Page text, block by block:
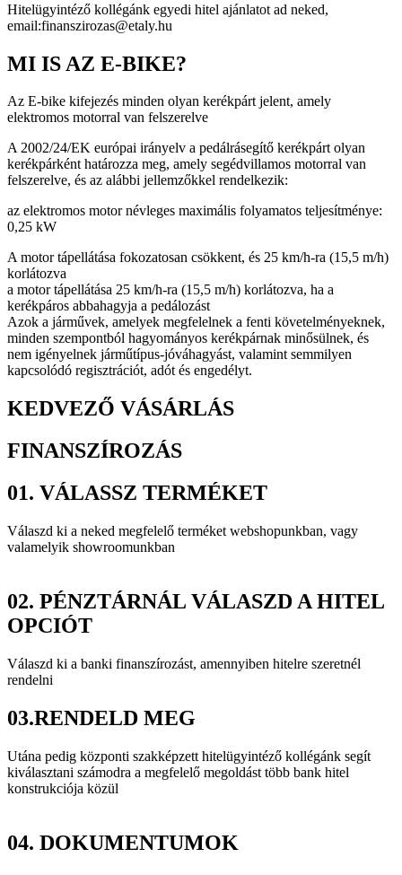
Hitelügyintéző kollégánk egyedi hitel ajánlatot ad neked,
email:finanszirozas@etaly.hu
MI IS AZ E-BIKE?
Az E-bike kifejezés minden olyan kerékpárt jelent, amely
elektromos motorral van felszerelve
A 2002/24/EK európai irányelv a pedálrásegítő kerékpárt olyan
kerékpárként határozza meg, amely segédvillamos motorral van
felszerelve, és az alábbi jellemzőkkel rendelkezik:
az elektromos motor névleges maximális folyamatos teljesítménye:
0,25 kW
A motor tápellátása fokozatosan csökkent, és 25 km/h-ra (15,5 m/h)
korlátozva
a motor tápellátása 25 km/h-ra (15,5 m/h) korlátozva, ha a
kerékpáros abbahagyja a pedálozást
Azok a járművek, amelyek megfelelnek a fenti követelményeknek,
minden szempontból hagyományos kerékpárnak minősülnek, és
nem igényelnek járműtípus-jóváhagyást, valamint semmilyen
kapcsolódó regisztrációt, adót és engedélyt.
KEDVEZŐ VÁSÁRLÁS
FINANSZÍROZÁS
01. VÁLASSZ TERMÉKET
Válaszd ki a neked megfelelő terméket webshopunkban, vagy
valamelyik showroomunkban
02. PÉNZTÁRNÁL VÁLASZD A HITEL
OPCIÓT
Válaszd ki a banki finanszírozást, amennyiben hitelre szeretnél
rendelni
03.RENDELD MEG
Utána pedig központi szakképzett hitelügyintéző kollégánk segít
kiválasztani számodra a megfelelő megoldást több bank hitel
konstrukciója közül
04. DOKUMENTUMOK